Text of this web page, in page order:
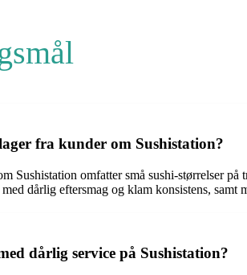
fra kunder om Sushistation?
Sushistation omfatter små sushi-størrelser
dårlig eftersmag og klam konsistens, samt
dårlig service på Sushistation?